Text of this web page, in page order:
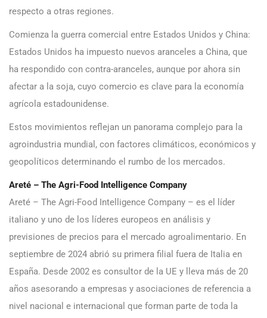
respecto a otras regiones.
Comienza la guerra comercial entre Estados Unidos y China:
Estados Unidos ha impuesto nuevos aranceles a China, que
ha respondido con contra-aranceles, aunque por ahora sin
afectar a la soja, cuyo comercio es clave para la economía
agrícola estadounidense.
Estos movimientos reflejan un panorama complejo para la
agroindustria mundial, con factores climáticos, económicos y
geopolíticos determinando el rumbo de los mercados.
Areté – The Agri-Food Intelligence Company
Areté – The Agri-Food Intelligence Company – es el líder
italiano y uno de los líderes europeos en análisis y
previsiones de precios para el mercado agroalimentario. En
septiembre de 2024 abrió su primera filial fuera de Italia en
España. Desde 2002 es consultor de la UE y lleva más de 20
años asesorando a empresas y asociaciones de referencia a
nivel nacional e internacional que forman parte de toda la